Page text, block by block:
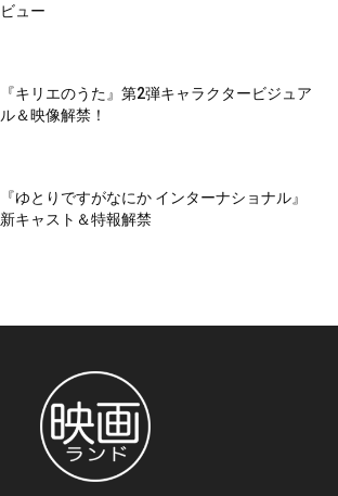
ビュー
『キリエのうた』第2弾キャラクタービジュア
ル＆映像解禁！
『ゆとりですがなにか インターナショナル』
新キャスト＆特報解禁